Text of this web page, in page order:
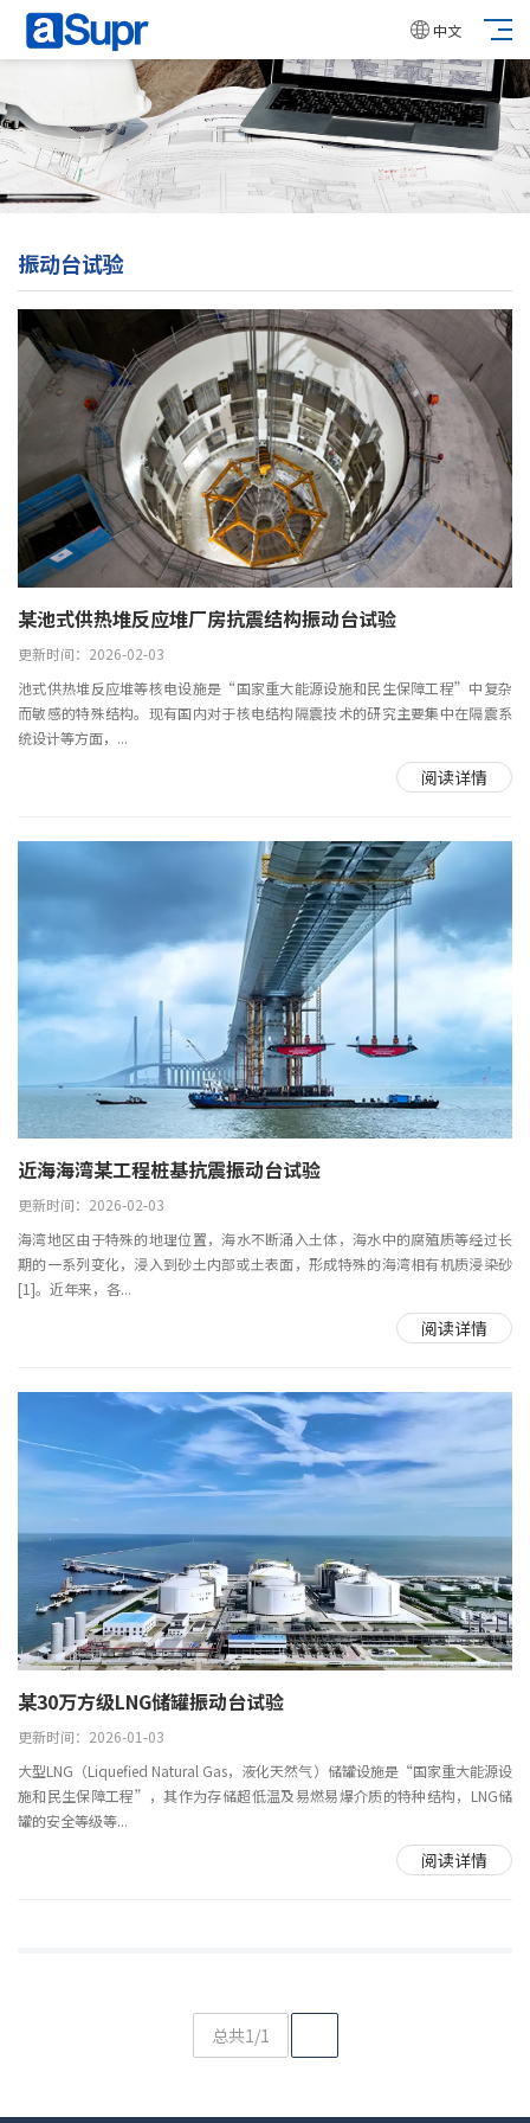
中文
振动台试验
某池式供热堆反应堆厂房抗震结构振动台试验
更新时间：2026-02-03
池式供热堆反应堆等核电设施是“国家重大能源设施和民生保障工程”中复杂
而敏感的特殊结构。现有国内对于核电结构隔震技术的研究主要集中在隔震系
统设计等方面，...
阅读详情
近海海湾某工程桩基抗震振动台试验
更新时间：2026-02-03
海湾地区由于特殊的地理位置，海水不断涌入土体，海水中的腐殖质等经过长
期的一系列变化，浸入到砂土内部或土表面，形成特殊的海湾相有机质浸染砂
[1]。近年来，各...
阅读详情
某30万方级LNG储罐振动台试验
更新时间：2026-01-03
大型LNG（Liquefied Natural Gas，液化天然气）储罐设施是“国家重大能源设
施和民生保障工程”，其作为存储超低温及易燃易爆介质的特种结构，LNG储
罐的安全等级等...
阅读详情
总共1/1